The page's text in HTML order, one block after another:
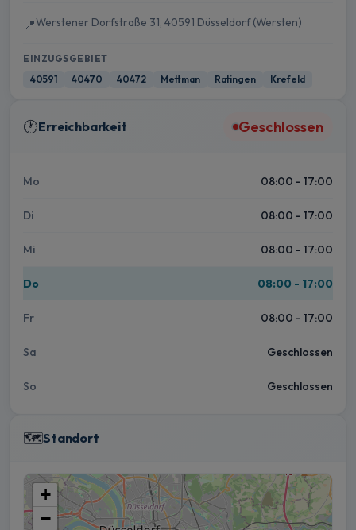
📍Werstener Dorfstraße 31, 40591 Düsseldorf (Wersten)
EINZUGSGEBIET
40591
40470 40472 Mettman Ratingen Krefeld
🕐Erreichbarkeit Geschlossen
Mo 08:00 - 17:00
Di 08:00 - 17:00
Mi 08:00 - 17:00
Do 08:00 - 17:00
Fr 08:00 - 17:00
Sa Geschlossen
So Geschlossen
🗺️Standort
+
−